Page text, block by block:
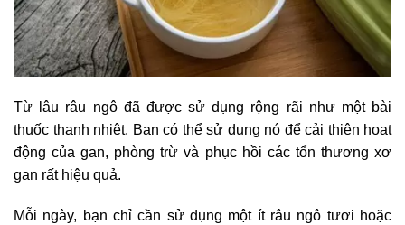
Từ lâu râu ngô đã được sử dụng rộng rãi như một bài
thuốc thanh nhiệt. Bạn có thể sử dụng nó để cải thiện hoạt
động của gan, phòng trừ và phục hồi các tổn thương xơ
gan rất hiệu quả.
Mỗi ngày, bạn chỉ cần sử dụng một ít râu ngô tươi hoặc